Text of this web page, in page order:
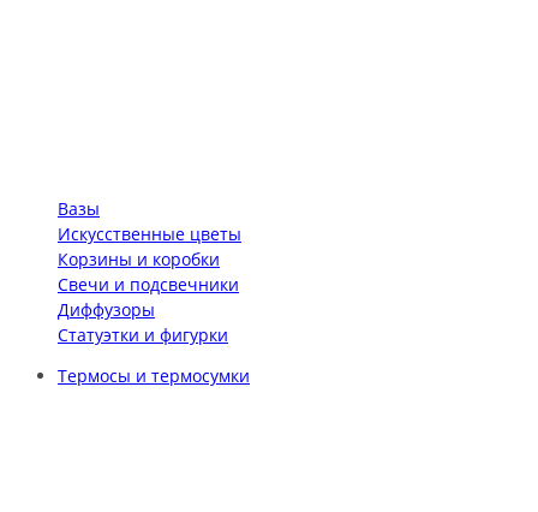
Вазы
Искусственные цветы
Корзины и коробки
Свечи и подсвечники
Диффузоры
Статуэтки и фигурки
Термосы и термосумки